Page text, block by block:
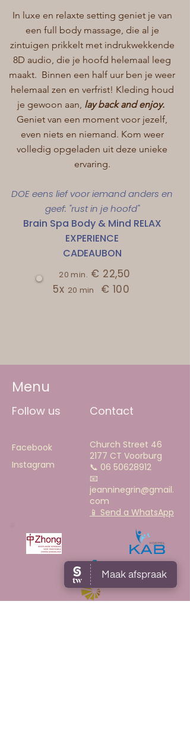
In luxe en relaxte setting geniet je van
een full body massage, die al je
zintuigen prikkelt met indrukwekkende
8D audio, die je hoofd helemaal leeg
maakt. Binnen een half uur ben je weer
helemaal zen en verfrist! Kleding houd
je gewoon aan, lay back and enjoy.
Geniet van een moment voor jezelf,
even niets en niemand. Kom weer
volledig opgeladen uit deze unieke
ervaring.
DOE eens lief voor iemand anders en
geef: "rust in je hoofd"
Brain Spa Body & Mind RELAX
EXPERIENCE
CADEAUBON
20 min. € 22,50
5x 20 min € 100
Menu
Follow us Contact
Facebook
Instagram
Church Street 46
2177 CT Voorburg
📞 06 50628912
📧
jeanninegrin@gmail.
com
📱 Send a WhatsApp